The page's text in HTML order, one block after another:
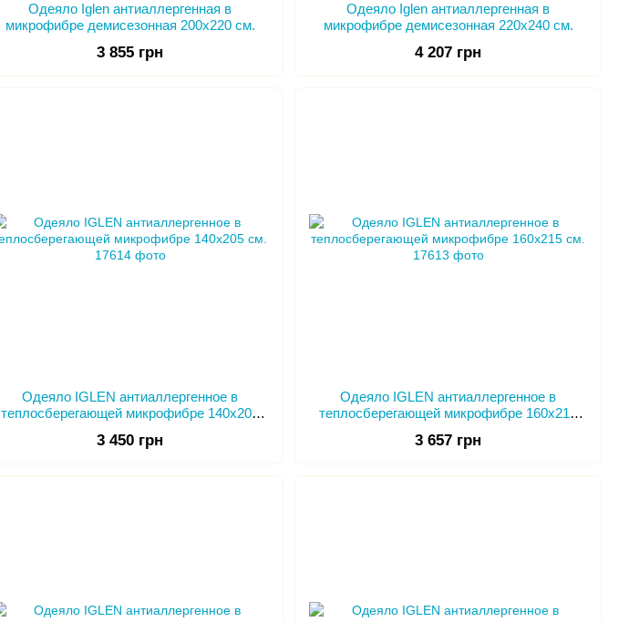
Одеяло Iglen антиаллергенная в
микрофибре демисезонная 200х220 см.
3 855 грн
Одеяло Iglen антиаллергенная в
микрофибре демисезонная 220х240 см.
4 207 грн
Одеяло IGLEN антиаллергенное в
теплосберегающей микрофибре 140х205
3 450 грн
Одеяло IGLEN антиаллергенное в
теплосберегающей микрофибре 160х215
3 657 грн